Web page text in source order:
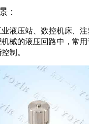
：
液压站、数控机床、
械的液压回路中，常
制。